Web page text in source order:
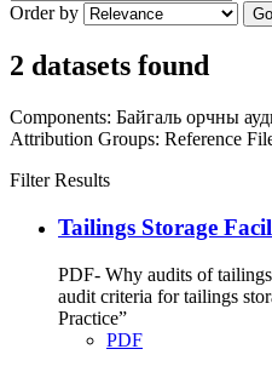
Order by Go
2 datasets found
Components: Байгаль орчны
Attribution Groups: Reference
Filter Results
Tailings Storage
PDF- Why audits of
audit criteria for tailings
Practice”
PDF